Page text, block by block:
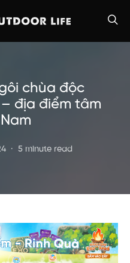
chùa độc
địa điểm tâm
5 minute read